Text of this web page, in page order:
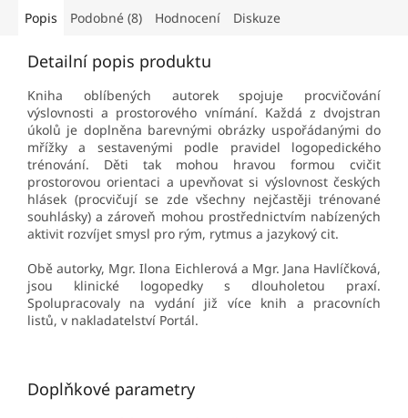
Popis Podobné (8) Hodnocení Diskuze
Detailní popis produktu
Kniha oblíbených autorek spojuje procvičování
výslovnosti a prostorového vnímání. Každá z dvojstran
úkolů je doplněna barevnými obrázky uspořádanými do
mřížky a sestavenými podle pravidel logopedického
trénování. Děti tak mohou hravou formou cvičit
prostorovou orientaci a upevňovat si výslovnost českých
hlásek (procvičují se zde všechny nejčastěji trénované
souhlásky) a zároveň mohou prostřednictvím nabízených
aktivit rozvíjet smysl pro rým, rytmus a jazykový cit.
Obě autorky, Mgr. Ilona Eichlerová a Mgr. Jana Havlíčková,
jsou klinické logopedky s dlouholetou praxí.
Spolupracovaly na vydání již více knih a pracovních
listů, v nakladatelství Portál.
Doplňkové parametry